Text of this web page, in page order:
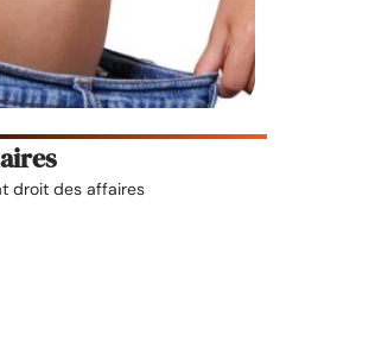
droit des affaires